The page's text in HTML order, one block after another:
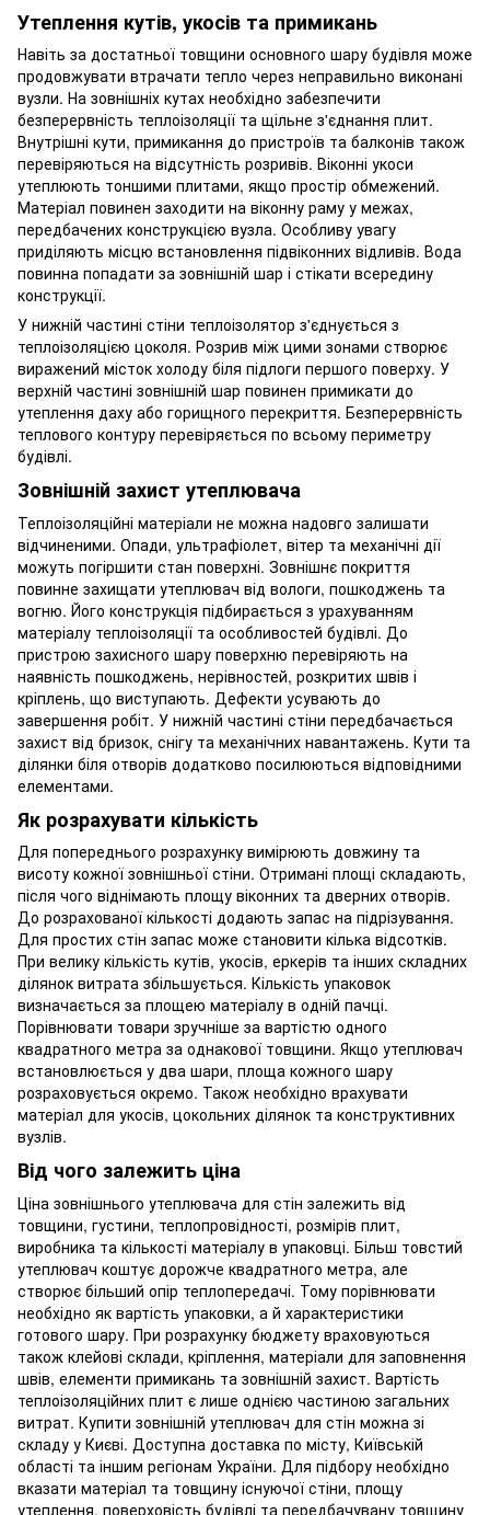
Утеплення кутів, укосів та примикань
Навіть за достатньої товщини основного шару будівля може
продовжувати втрачати тепло через неправильно виконані
вузли. На зовнішніх кутах необхідно забезпечити
безперервність теплоізоляції та щільне з'єднання плит.
Внутрішні кути, примикання до пристроїв та балконів також
перевіряються на відсутність розривів. Віконні укоси
утеплюють тоншими плитами, якщо простір обмежений.
Матеріал повинен заходити на віконну раму у межах,
передбачених конструкцією вузла. Особливу увагу
приділяють місцю встановлення підвіконних відливів. Вода
повинна попадати за зовнішній шар і стікати всередину
конструкції.
У нижній частині стіни теплоізолятор з'єднується з
теплоізоляцією цоколя. Розрив між цими зонами створює
виражений місток холоду біля підлоги першого поверху. У
верхній частині зовнішній шар повинен примикати до
утеплення даху або горищного перекриття. Безперервність
теплового контуру перевіряється по всьому периметру
будівлі.
Зовнішній захист утеплювача
Теплоізоляційні матеріали не можна надовго залишати
відчиненими. Опади, ультрафіолет, вітер та механічні дії
можуть погіршити стан поверхні. Зовнішнє покриття
повинне захищати утеплювач від вологи, пошкоджень та
вогню. Його конструкція підбирається з урахуванням
матеріалу теплоізоляції та особливостей будівлі. До
пристрою захисного шару поверхню перевіряють на
наявність пошкоджень, нерівностей, розкритих швів і
кріплень, що виступають. Дефекти усувають до
завершення робіт. У нижній частині стіни передбачається
захист від бризок, снігу та механічних навантажень. Кути та
ділянки біля отворів додатково посилюються відповідними
елементами.
Як розрахувати кількість
Для попереднього розрахунку вимірюють довжину та
висоту кожної зовнішньої стіни. Отримані площі складають,
після чого віднімають площу віконних та дверних отворів.
До розрахованої кількості додають запас на підрізування.
Для простих стін запас може становити кілька відсотків.
При велику кількість кутів, укосів, еркерів та інших складних
ділянок витрата збільшується. Кількість упаковок
визначається за площею матеріалу в одній пачці.
Порівнювати товари зручніше за вартістю одного
квадратного метра за однакової товщини. Якщо утеплювач
встановлюється у два шари, площа кожного шару
розраховується окремо. Також необхідно врахувати
матеріал для укосів, цокольних ділянок та конструктивних
вузлів.
Від чого залежить ціна
Ціна зовнішнього утеплювача для стін залежить від
товщини, густини, теплопровідності, розмірів плит,
виробника та кількості матеріалу в упаковці. Більш товстий
утеплювач коштує дорожче квадратного метра, але
створює більший опір теплопередачі. Тому порівнювати
необхідно як вартість упаковки, а й характеристики
готового шару. При розрахунку бюджету враховуються
також клейові склади, кріплення, матеріали для заповнення
швів, елементи примикань та зовнішній захист. Вартість
теплоізоляційних плит є лише однією частиною загальних
витрат. Купити зовнішній утеплювач для стін можна зі
складу у Києві. Доступна доставка по місту, Київській
області та іншим регіонам України. Для підбору необхідно
вказати матеріал та товщину існуючої стіни, площу
утеплення, поверховість будівлі та передбачувану товщину